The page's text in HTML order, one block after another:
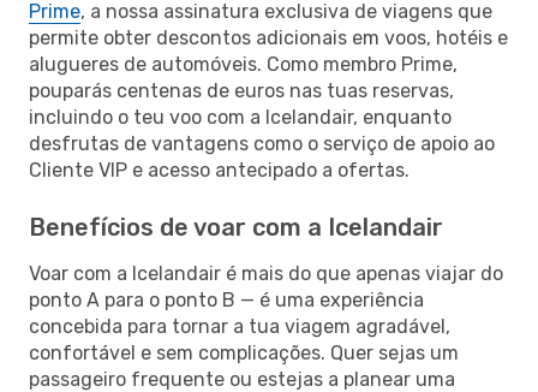
Prime, a nossa assinatura exclusiva de viagens que
permite obter descontos adicionais em voos, hotéis e
alugueres de automóveis. Como membro Prime,
pouparás centenas de euros nas tuas reservas,
incluindo o teu voo com a Icelandair, enquanto
desfrutas de vantagens como o serviço de apoio ao
Cliente VIP e acesso antecipado a ofertas.
Benefícios de voar com a Icelandair
Voar com a Icelandair é mais do que apenas viajar do
ponto A para o ponto B — é uma experiência
concebida para tornar a tua viagem agradável,
confortável e sem complicações. Quer sejas um
passageiro frequente ou estejas a planear uma